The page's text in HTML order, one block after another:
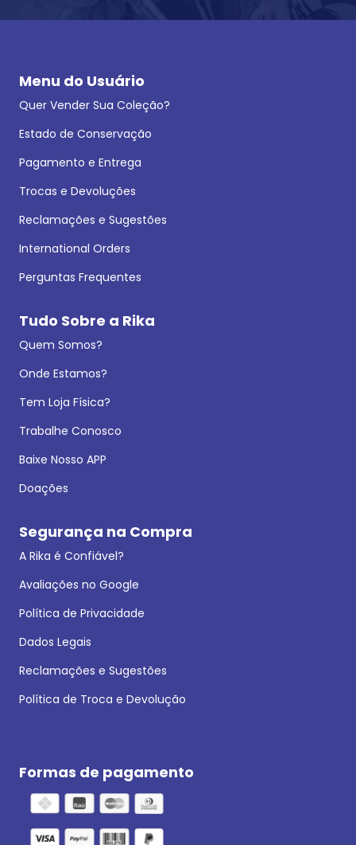
Menu do Usuário
Quer Vender Sua Coleção?
Estado de Conservação
Pagamento e Entrega
Trocas e Devoluções
Reclamações e Sugestões
International Orders
Perguntas Frequentes
Tudo Sobre a Rika
Quem Somos?
Onde Estamos?
Tem Loja Física?
Trabalhe Conosco
Baixe Nosso APP
Doações
Segurança na Compra
A Rika é Confiável?
Avaliações no Google
Política de Privacidade
Dados Legais
Reclamações e Sugestões
Política de Troca e Devolução
Formas de pagamento